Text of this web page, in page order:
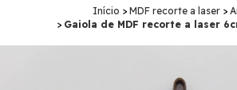
Início > MDF recorte a laser >
> Gaiola de MDF recorte a laser